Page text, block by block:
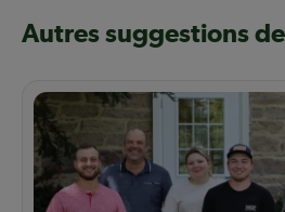
Autres suggestions